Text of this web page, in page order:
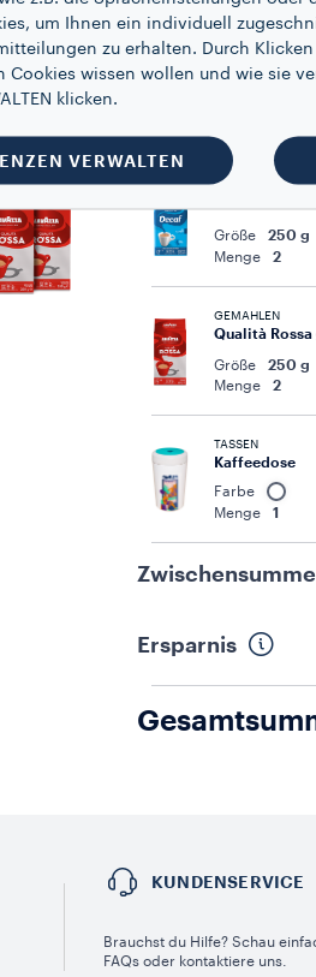
GEMAHLEN
Espresso
GEMAHLEN
Größe
250 g
Menge
2
GEMAHLEN
Qualità
Größe
250 g
Menge
2
TASSEN
Kaffeedose
Farbe
Menge
1
Zwischensumme
Ersparnis
KUNDENSERVICE​
Brauchst du Hilfe? Schau
FAQs oder kontaktiere uns.
um Ihnen ein individuell
zu erhalten. Durch
wissen wollen und wie sie
klicken.
VERWALTEN